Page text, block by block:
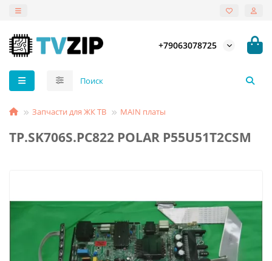
+79063078725
Запчасти для ЖК ТВ MAIN платы
TP.SK706S.PC822 POLAR P55U51T2CSM